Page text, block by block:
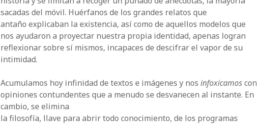
sacadas del móvil. Huérfanos de los grandes relatos que
antaño explicaban la existencia, así como de aquellos modelos que
nos ayudaron a proyectar nuestra propia identidad, apenas logran
refle­xionar sobre sí mismos, inca­pa­ces ­­de descifrar el vapor de su
intimidad.
Acumulamos hoy infinidad de textos e imágenes y nos infoxicamoscon
opiniones contundentes que a menudo se desvanecen al instante. En
cambio, se elimina
la filosofía, llave para abrir todo conocimiento, de los programas